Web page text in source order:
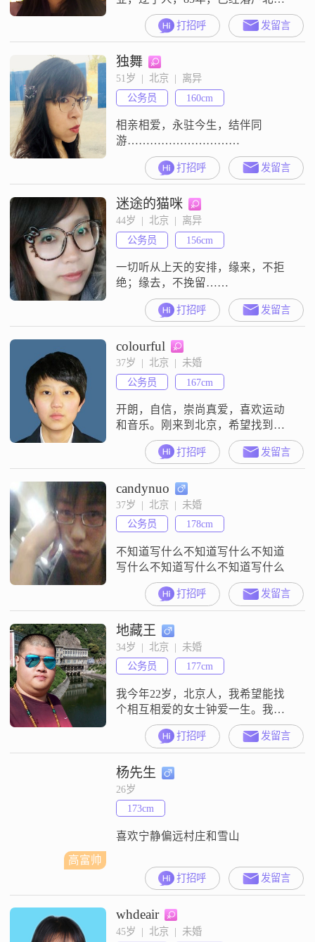
京，希望找到一个合适的伴侣。认
同闪婚。本人身高178，在城市里长
大，从小到大一路重点学校。普通
家庭，父亲警察，母亲会计，只是
爷爷原来是高级工程师。 爱读书，
喜欢有历史感的地方，去过西欧、
南欧、英国、尼泊尔、不丹、斯里
兰卡、泰国，近年计划去东欧、希
腊、
打招呼 发留言
独舞
51岁  |  北京  |  离异
公务员
160cm
相亲相爱，永驻今生，结伴同
游…………………………
打招呼 发留言
迷途的猫咪
44岁  |  北京  |  离异
公务员
156cm
一切听从上天的安排，缘来，不拒
绝；缘去，不挽留……
打招呼 发留言
colourful
37岁  |  北京  |  未婚
公务员
167cm
开朗，自信，崇尚真爱，喜欢运动
和音乐。刚来到北京，希望找到一
个可以和我一起努力并一直生活下
去的另一半。打招呼 发留言
candynuo
37岁  |  北京  |  未婚
公务员
178cm
不知道写什么不知道写什么不知道
写什么不知道写什么不知道写什么
打招呼 发留言
地藏王
34岁  |  北京  |  未婚
公务员
177cm
我今年22岁，北京人，我希望能找
个相互相爱的女士钟爱一生。我的
交友宣言是：用心去爱你。
打招呼 发留言
高富帅
杨先生
26岁
173cm
喜欢宁静偏远村庄和雪山
打招呼 发留言
whdeair
45岁  |  北京  |  未婚